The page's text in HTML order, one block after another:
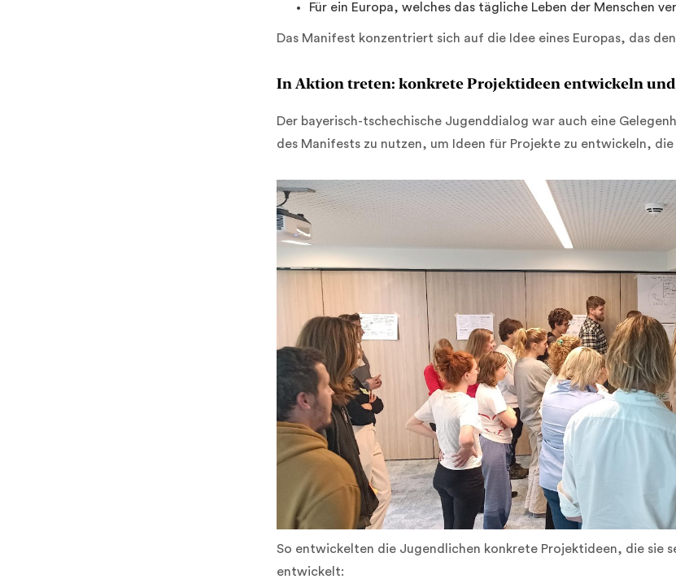
Für ein Europa, welches das tägliche Leben der Menschen
Das Manifest konzentriert sich auf die Idee eines Europas, das
In Aktion treten: konkrete Projektideen entwickeln
Der bayerisch-tschechische Jugenddialog war auch eine
des Manifests zu nutzen, um Ideen für Projekte zu entwickeln,
So entwickelten die Jugendlichen konkrete Projektideen, die sie
entwickelt: